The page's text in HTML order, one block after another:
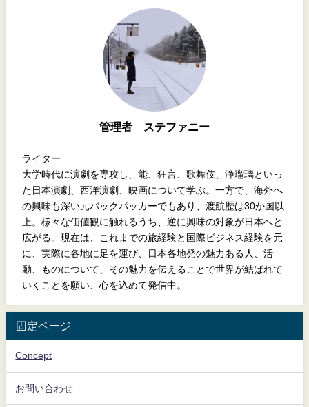
管理者 ステファニー
ライター
大学時代に演劇を専攻し、能、狂言、歌舞伎、浄瑠璃といっ
た日本演劇、西洋演劇、映画について学ぶ。一方で、海外へ
の興味も深い元バックパッカーでもあり、渡航歴は30か国以
上。様々な価値観に触れるうち、逆に興味の対象が日本へと
広がる。現在は、これまでの旅経験と国際ビジネス経験を元
に、実際に各地に足を運び、日本各地発の魅力ある人、活
動、ものについて、その魅力を伝えることで世界が結ばれて
いくことを願い、心を込めて発信中。
固定ページ
Concept
お問い合わせ